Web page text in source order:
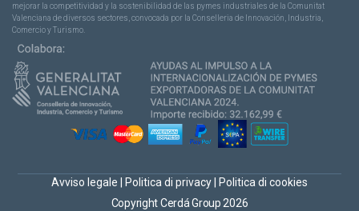
mejorar la competitividad y la sostenibilidad de las pymes industriales de la Comunitat
Valenciana de diversos sectores, convocada por la Conselleria de Innovación, Industria,
Comercio y Turismo.
Copyright Cerdá Group 2026
Avviso legale Politica di privacy Politica di cookies